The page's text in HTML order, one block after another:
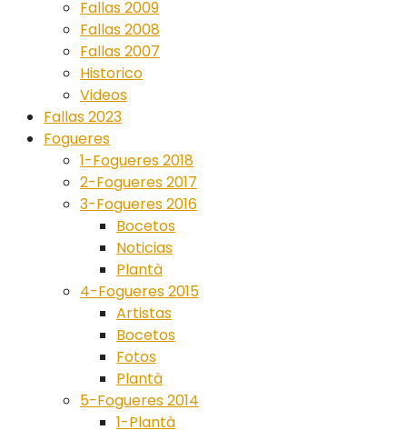
Fallas 2009
Fallas 2008
Fallas 2007
Historico
Videos
Fallas 2023
Fogueres
1-Fogueres 2018
2-Fogueres 2017
3-Fogueres 2016
Bocetos
Noticias
Plantà
4-Fogueres 2015
Artistas
Bocetos
Fotos
Plantà
5-Fogueres 2014
1-Plantà